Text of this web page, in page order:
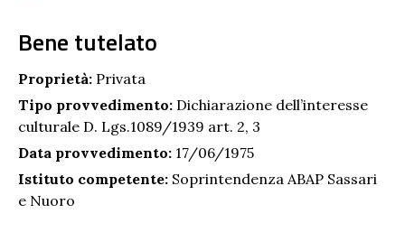
Bene tutelato
Proprietà: Privata
Tipo provvedimento: Dichiarazione dell’interesse
culturale D. Lgs.1089/1939 art. 2, 3
Data provvedimento: 17/06/1975
Istituto competente: Soprintendenza ABAP Sassari
e Nuoro